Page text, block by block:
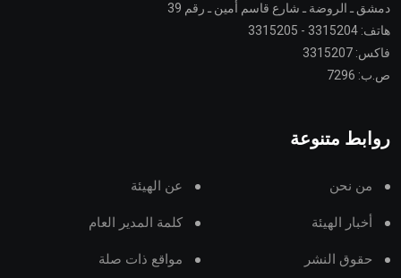
دمشق ـ الروضة ـ شارع قاسم أمين ـ رقم 39
هاتف: 3315204 - 3315205
فاكس: 3315207
ص.ب: 7296
روابط متنوعة
من نحن عن الهيئة
أخبار الهيئة كلمة المدير العام
حقوق النشر مواقع ذات صلة